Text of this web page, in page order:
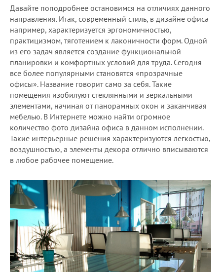
Давайте поподробнее остановимся на отличиях данного
направления. Итак, современный стиль, в дизайне офиса
например, характеризуется эргономичностью,
практицизмом, тяготением к лаконичности форм. Одной
из его задач является создание функциональной
планировки и комфортных условий для труда. Сегодня
все более популярными становятся «прозрачные
офисы». Название говорит само за себя. Такие
помещения изобилуют стеклянными и зеркальными
элементами, начиная от панорамных окон и заканчивая
мебелью. В Интернете можно найти огромное
количество фото дизайна офиса в данном исполнении.
Такие интерьерные решения характеризуются легкостью,
воздушностью, а элементы декора отлично вписываются
в любое рабочее помещение.